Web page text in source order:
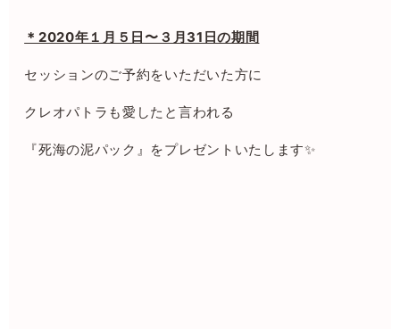
＊2020年１月５日〜３月31日の期間
セッションのご予約をいただいた方に
クレオパトラも愛したと言われる
『死海の泥パック』をプレゼントいたします✨